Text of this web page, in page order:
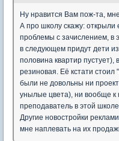
Ну нравится Вам пож-та,
А про школу скажу: открыли
проблемы с зачислением, в
в следующем придут дети
половина квартир
резиновая. Её кстати
были не довольны ни
унылые цвета), ни вообще к
преподаватель в этой
Другие новостройки
мне наплевать на их